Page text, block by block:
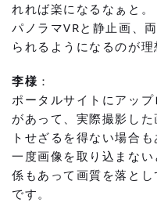
れれば楽になるなぁと。
パノラマVRと静止画、
られるようになるのが理
李様 ：
ポータルサイトにアッ
があって、実際撮影し
トせざるを得ない場合も
一度画像を取り込まな
係もあって画質を落と
です。